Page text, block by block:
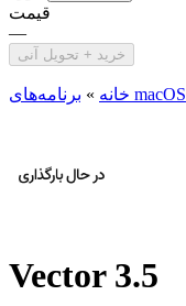
قیمت
—
خرید + تحویل آنی
خانه » برنامه‌های macOS
Vector 3.5